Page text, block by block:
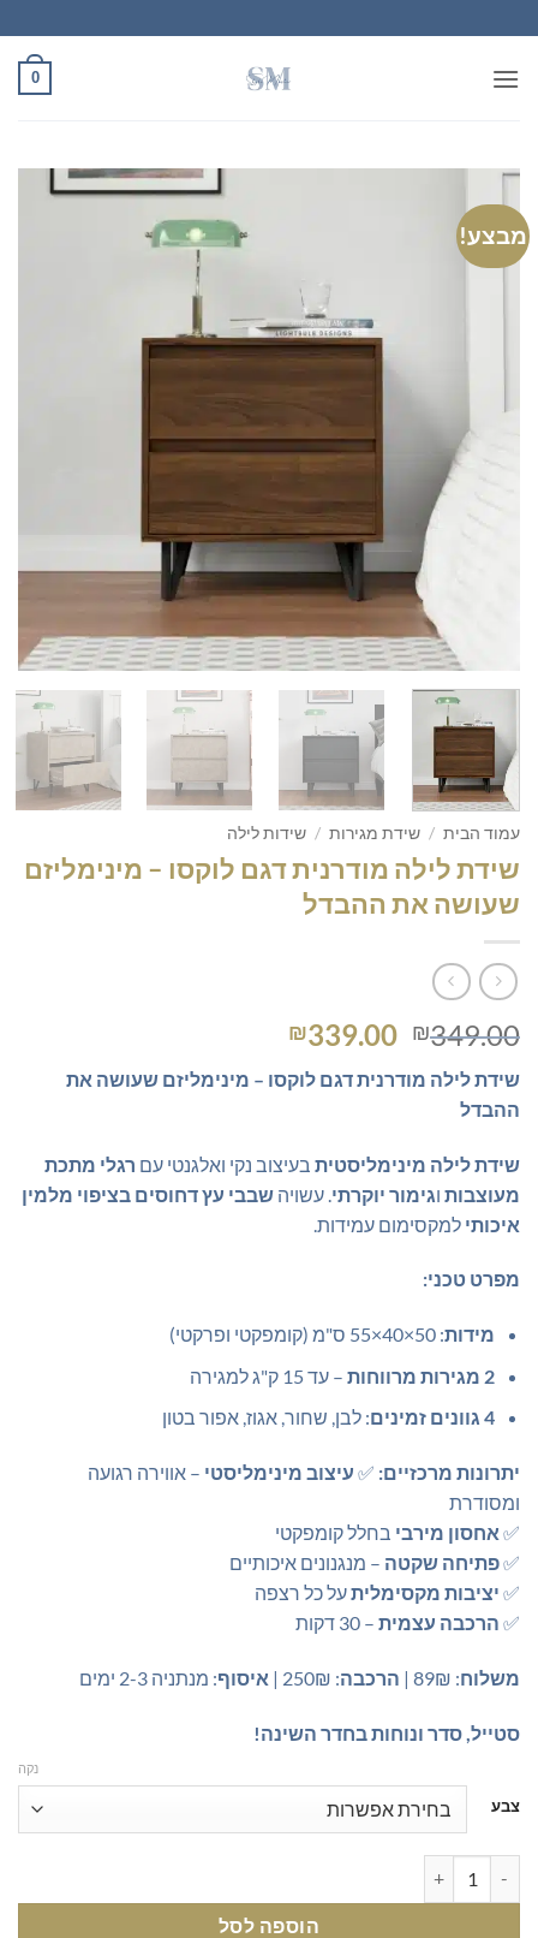
to
content
0
מבצע!
עמוד הבית / שידת מגירות / שידות לילה
שידת לילה מודרנית דגם לוקסו – מינימליזם
שעושה את ההבדל
₪349.00
המחיר
היה:
₪339.00
הוא:
שידת לילה מודרנית דגם לוקסו – מינימליזם שעושה את
ההבדל
שידת לילה מינימליסטית בעיצוב נקי ואלגנטי עם רגלי מתכת
מעוצבות וגימור יוקרתי . עשויה שבבי עץ דחוסים בציפוי מלמין
איכותי למקסימום עמידות.
מפרט טכני:
מידות: 50×40×55 ס"מ (קומפקטי ופרקטי)
2 מגירות מרווחות
– עד 15 ק"ג למגירה
4 גוונים זמינים
: לבן, שחור, אגוז, אפור בטון
יתרונות מרכזיים: ✅ עיצוב מינימליסטי – אווירה רגועה
ומסודרת
✅ אחסון מירבי בחלל קומפקטי
✅פתיחה שקטה – מנגנונים איכותיים
✅ יציבות מקסימליתעל כל רצפה
✅ הרכבה עצמית – 30 דקות
משלוח: 89₪ | הרכבה: 250₪ | איסוף: מנתניה 2-3 ימים
סטייל, סדר ונוחות בחדר השינה!
צבע
נקה
הוספה לסל